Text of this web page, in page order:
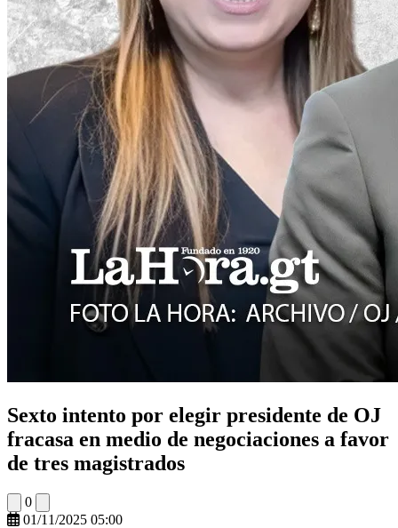
Sexto intento por elegir presidente de OJ
fracasa en medio de negociaciones a favor
de tres magistrados
0
01/11/2025 05:00